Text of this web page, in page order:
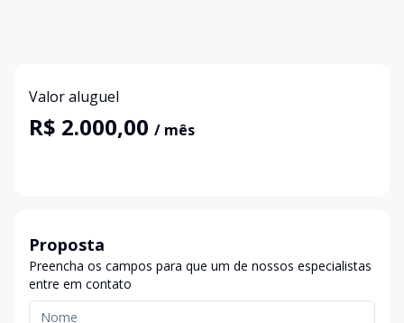
Valor aluguel
R$ 2.000,00 / mês
Proposta
Preencha os campos para que um de nossos especialistas
entre em contato